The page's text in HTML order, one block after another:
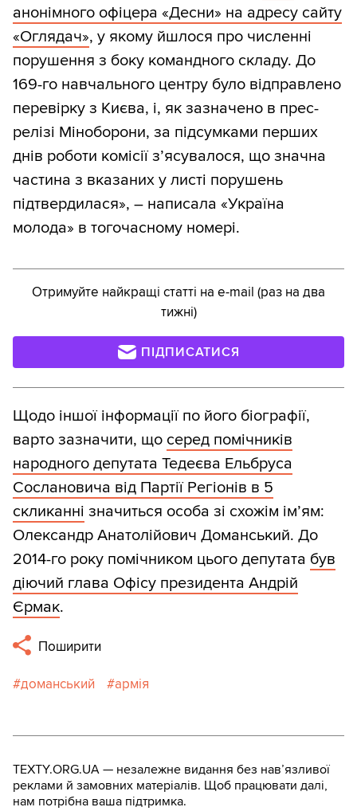
анонімного офіцера «Десни» на адресу сайту
«Оглядач», у якому йшлося про численні
порушення з боку командного складу. До
169-го навчального центру було відправлено
перевірку з Києва, і, як зазначено в прес-
релізі Міноборони, за підсумками перших
днів роботи комісії з’ясувалося, що значна
частина з вказаних у листі порушень
підтвердилася», – написала «Україна
молода» в тогочасному номері.
Отримуйте найкращі статті на e-mail (раз на два
тижні)
ПІДПИСАТИСЯ
Щодо іншої інформації по його біографії,
варто зазначити, що серед помічників
народного депутата Тедеєва Ельбруса
Сослановича від Партії Регіонів в 5
скликанні значиться особа зі схожім ім’ям:
Олександр Анатолійович Доманський. До
2014-го року помічником цього депутата був
діючий глава Офісу президента Андрій
Єрмак.
Поширити
доманський армія
TEXTY.ORG.UA — незалежне видання без навʼязливої
реклами й замовних матеріалів. Щоб працювати далі,
нам потрібна ваша підтримка.